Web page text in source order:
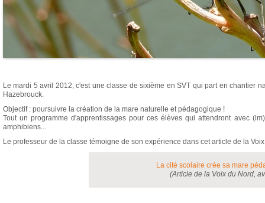
Le mardi 5 avril 2012, c'est une classe de sixième en SVT qui part en chantier
Hazebrouck.
Objectif : poursuivre la création de la mare naturelle et pédagogique !
Tout un programme d'apprentissages pour ces élèves qui attendront avec
amphibiens...
Le professeur de la classe témoigne de son expérience dans cet article de la
La cité scolaire crée sa mare
(Article de la Voix du Nord,